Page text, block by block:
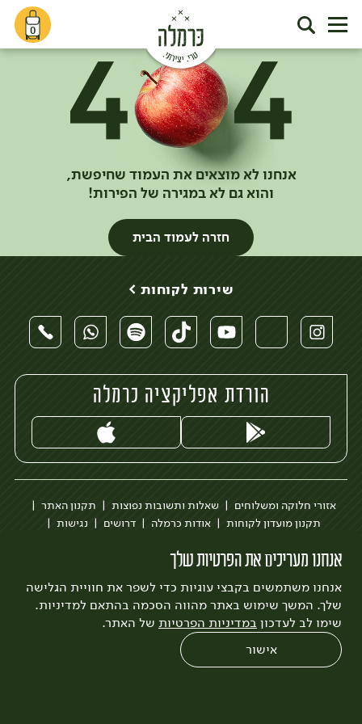
0
אנחנו לא מוצאים את העמוד שחיפשת,
והוא גם לא במגירה של הפירות!
חזרה לעמוד הבית
אנחנו מעריכים את הפרטיות שלך
אנחנו משתמשים בקבצי עוגיות כדי לשפר את חוויית הגלישה
שלך. המשך שימוש באתר מהווה הסכמה בהתאם למדיניות.
שימו לב לעדכון במדיניות הפרטיות של האתר.
אישור
שירות לקוחות >
הורדת אפליקציה כרמלה
אזורי חלוקה ומשלוחים שאלות ותשובות נפוצות
תקנון האתר
תקנון מועדון לקוחות
אודות כרמלה דרושים
נגישות
לצפייה בעדכון מדיניות פרטיות
עיצוב:3bears פיתוח:Quatro